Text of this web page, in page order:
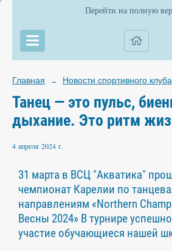
Перейти на полную
Главная → Новости спортивного клуба
Танец — это пульс,
дыхание. Это ритм
4 апреля 2024 г.
31 марта в ВСЦ "Акватика"
чемпионат Карелии по
направлениям «Northern
Весны 2024» В турнире
участие обучающиеся нашей